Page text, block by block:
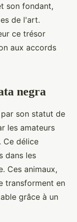
son fondant,
de l'art.
ce trésor
aux accords
negra
son statut de
les amateurs
Ce délice
dans les
Ces animaux,
transforment en
grâce à un